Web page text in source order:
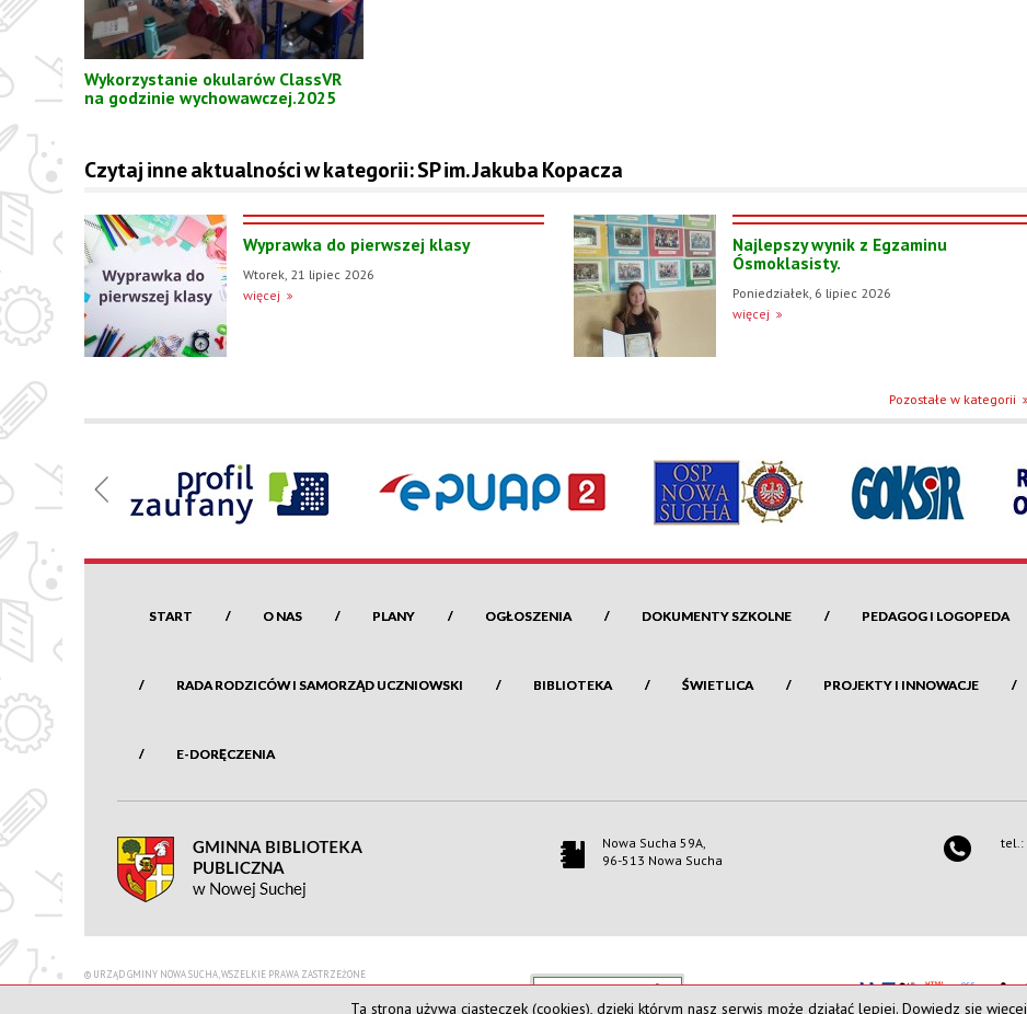
Wykorzystanie okularów ClassVR
na godzinie wychowawczej.2025
Czytaj inne aktualności w kategorii: SP im. Jakuba Kopacza
Wyprawka do pierwszej klasy
Wtorek, 21 lipiec 2026
więcej
Najlepszy wynik z Egzaminu
Ósmoklasisty.
Poniedziałek, 6 lipiec 2026
więcej
Pozostałe w kategorii
START O NAS PLANY OGŁOSZENIA DOKUMENTY SZKOLNE PEDAGOG I LOGOPEDA
RADA RODZICÓW I SAMORZĄD UCZNIOWSKI BIBLIOTEKA ŚWIETLICA PROJEKTY I INNOWACJE
E-DORĘCZENIA
Nowa Sucha 59A,
96-513 Nowa Sucha
tel.:
© URZĄD GMINY NOWA SUCHA, WSZELKIE PRAWA ZASTRZEŻONE
Ta strona używa ciasteczek (cookies), dzięki którym nasz serwis może działać lepiej. Dowiedz się więcej